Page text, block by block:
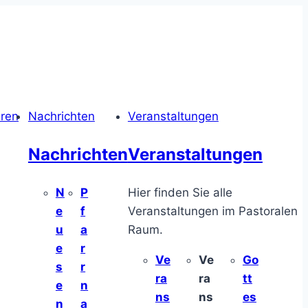
Nachrichten
Nachrichten
N
e
u
e
s
e
n
P
f
a
r
r
n
a
Veranstaltungen
Veranstaltungen
Hier finden Sie alle
Veranstaltungen im Pastoralen
Raum.
Ve
ra
ns
Ve
ra
ns
Go
tt
es